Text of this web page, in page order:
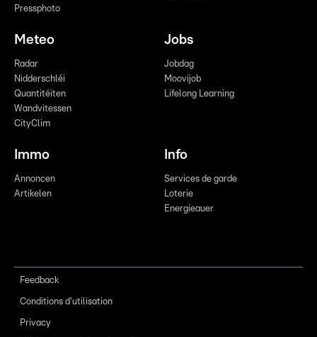
Pressphoto
Meteo
Radar
Nidderschléi
Quantitéiten
Wandvitessen
CityClim
Jobs
Jobdag
Moovijob
Lifelong Learning
Immo
Annoncen
Artikelen
Info
Services de garde
Loterie
Energieauer
Feedback
Conditions d'utilisation
Privacy